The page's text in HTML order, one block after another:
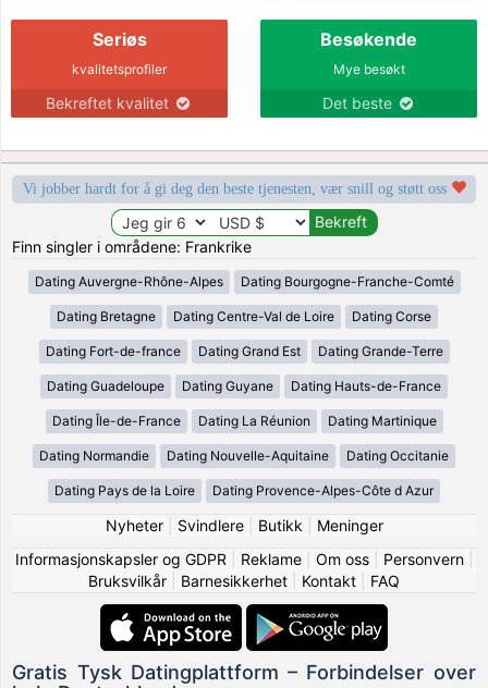
Seriøs
kvalitetsprofiler
Bekreftet kvalitet
Besøkende
Mye besøkt
Det beste
Vi jobber hardt for å gi deg den beste tjenesten, vær snill og støtt oss
Finn singler i områdene: Frankrike
Dating Auvergne-Rhône-Alpes Dating Bourgogne-Franche-Comté
Dating Bretagne Dating Centre-Val de Loire Dating Corse
Dating Fort-de-france Dating Grand Est Dating Grande-Terre
Dating Guadeloupe Dating Guyane Dating Hauts-de-France
Dating Île-de-France Dating La Réunion Dating Martinique
Dating Normandie Dating Nouvelle-Aquitaine Dating Occitanie
Dating Pays de la Loire Dating Provence-Alpes-Côte d Azur
Nyheter| Svindlere| Butikk
Meninger
Informasjonskapsler og GDPR
Reklame| Om oss| Personvern|
Bruksvilkår
Barnesikkerhet Kontakt FAQ
Gratis Tysk Datingplattform – Forbindelser over